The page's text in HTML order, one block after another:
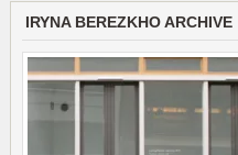
IRYNA BEREZKHO ARCHIVE